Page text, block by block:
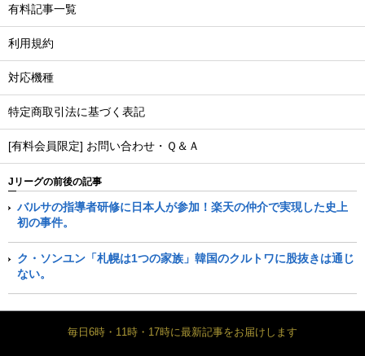
有料記事一覧
利用規約
対応機種
特定商取引法に基づく表記
[有料会員限定] お問い合わせ・Ｑ＆Ａ
Jリーグの前後の記事
バルサの指導者研修に日本人が参加！楽天の仲介で実現した史上
初の事件。
ク・ソンユン「札幌は1つの家族」韓国のクルトワに股抜きは通じ
ない。
毎日6時・11時・17時に最新記事をお届けします